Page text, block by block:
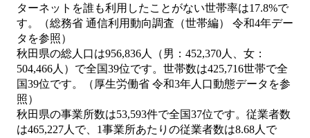
ターネットを誰も利用したことがない世帯率は17.8%で
す。（総務省 通信利用動向調査（世帯編） 令和4年デー
タを参照）
秋田県の総人口は956,836人（男：452,370人、女：
504,466人）で全国39位です。世帯数は425,716世帯で全
国39位です。（厚生労働省 令和3年人口動態データを参
照）
秋田県の事業所数は53,593件で全国37位です。従業者数
は465,227人で、1事業所あたりの従業者数は8.68人で